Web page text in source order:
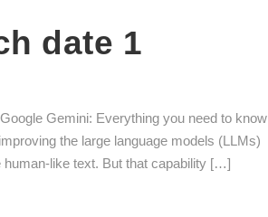
date 1
Gemini: Everything you need to know
the large language models (LLMs)
human-like text. But that capability […]